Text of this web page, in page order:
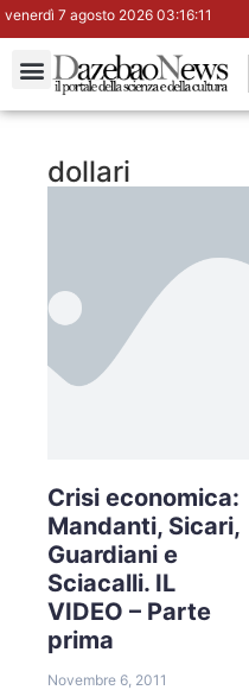
venerdì 7 agosto 2026 03:16:11
dollari
Crisi economica:
Mandanti, Sicari,
Guardiani e
Sciacalli. IL
VIDEO – Parte
prima
Novembre 6, 2011